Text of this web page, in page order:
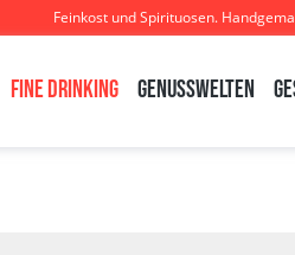
Feinkost und Spirituosen.
Fine Drinking Genusswelten